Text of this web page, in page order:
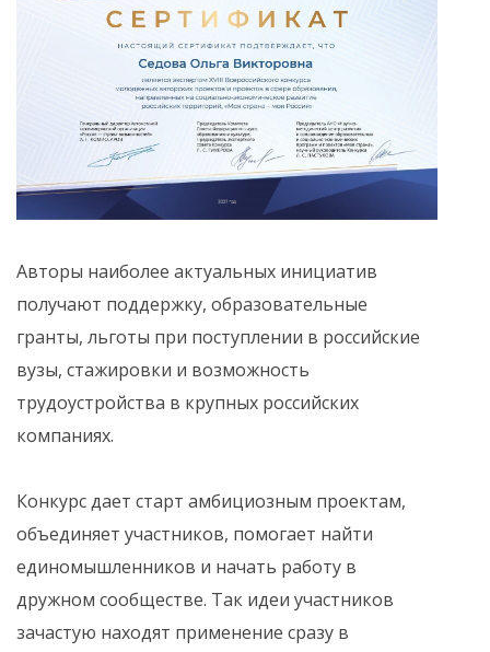
Авторы наиболее актуальных инициатив
получают поддержку, образовательные
гранты, льготы при поступлении в российские
вузы, стажировки и возможность
трудоустройства в крупных российских
компаниях.
Конкурс дает старт амбициозным проектам,
объединяет участников, помогает найти
единомышленников и начать работу в
дружном сообществе. Так идеи участников
зачастую находят применение сразу в